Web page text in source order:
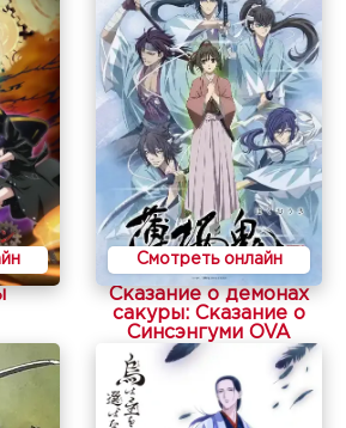
Смотреть онлайн
Сказание о демонах
сакуры: Сказание о
Синсэнгуми OVA